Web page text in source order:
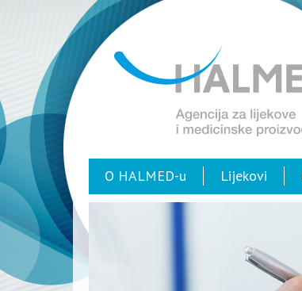
O HALMED-u Lijekovi